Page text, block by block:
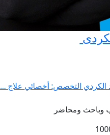
الكردي التخصص: أخصائي علاج ...
وباحث ومحاضر